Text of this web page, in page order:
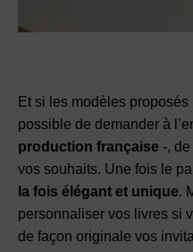
Et si les modèles
possible de demander à
production française -,
vos souhaits. Une fois le
la fois élégant et unique.
personnaliser vos livres si
de façon originale vos